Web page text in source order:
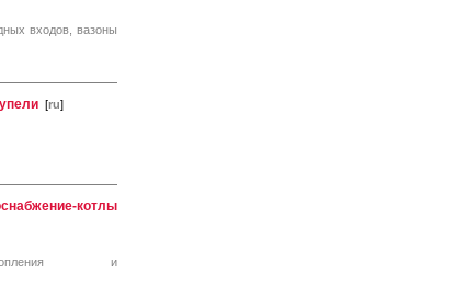
входов, вазоны
[ru]
котлы
и